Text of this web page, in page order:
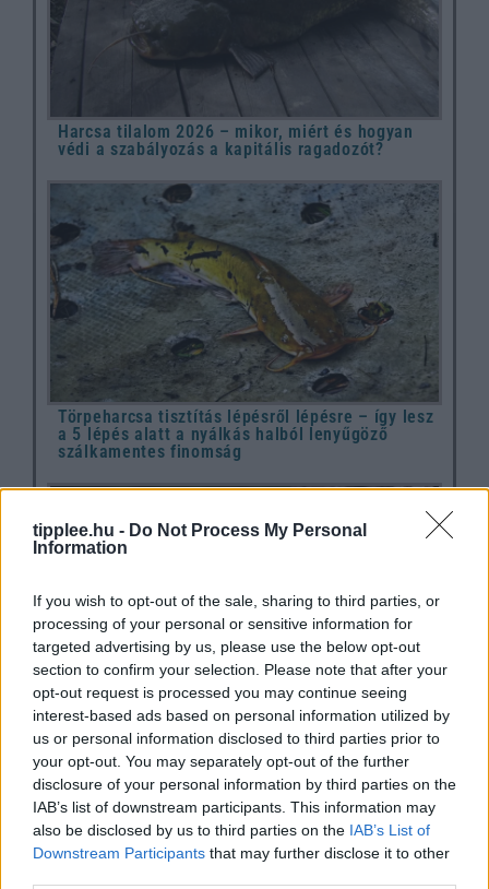
tipplee.hu - Do Not Process My Personal
Information
If you wish to opt-out of the sale, sharing to third parties, or
processing of your personal or sensitive information for
targeted advertising by us, please use the below opt-out
section to confirm your selection. Please note that after your
opt-out request is processed you may continue seeing
interest-based ads based on personal information utilized by
us or personal information disclosed to third parties prior to
your opt-out. You may separately opt-out of the further
disclosure of your personal information by third parties on the
IAB’s list of downstream participants. This information may
also be disclosed by us to third parties on the IAB’s List of
Downstream Participants that may further disclose it to other
Harcsa tilalom 2026 – mikor, miért és hogyan
védi a szabályozás a kapitális ragadozót?
Törpeharcsa tisztítás lépésről lépésre – így lesz
a 5 lépés alatt a nyálkás halból lenyűgöző
szálkamentes finomság
A türelem íze: Süllő-kalauz a 2026-os tilalom
idejére